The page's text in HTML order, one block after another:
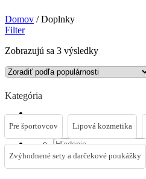
Hľadať:
Domov /Doplnky
Filter
Zobrazujú sa 3 výsledkyZoradené
popularity
Kategória
Pre športovcov Lipová kozmetika
Zvýhodnené sety a darčekové poukážky